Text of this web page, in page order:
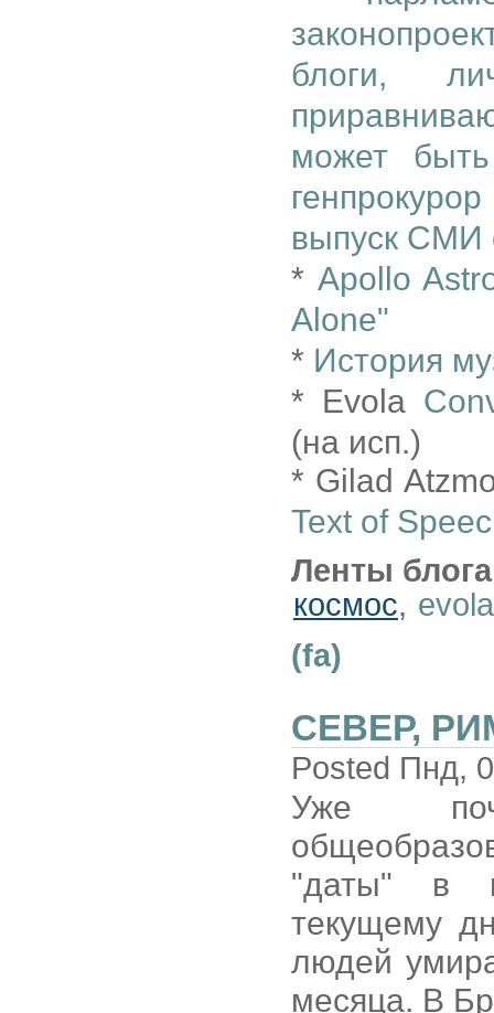
блоги,
может
выпуск СМИ
* Apollo
Alone"
* История
* Evola
(на исп.)
* Gilad
Text of
Ленты
космос, evola
(fa)
СЕВЕР,
Posted Пнд,
Уже
"даты" в
текущему
людей
месяца. В